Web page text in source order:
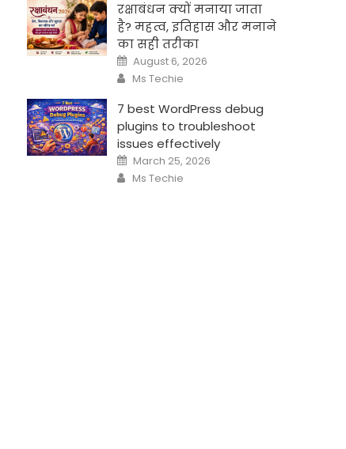
रक्षाबंधन क्यों मनाया जाता
है? महत्व, इतिहास और मनाने
का सही तरीका
Posted
on
August 6, 2026
Author
Ms Techie
7 best WordPress debug
plugins to troubleshoot
issues effectively
Posted
on
March 25, 2026
Author
Ms Techie